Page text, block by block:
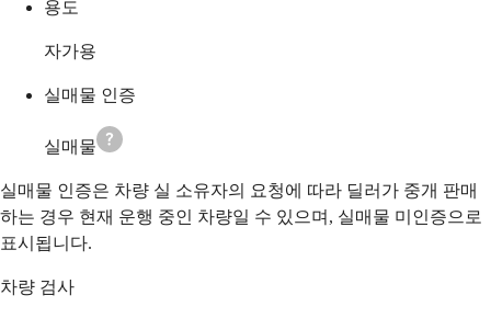
용도
자가용
실매물 인증
실매물
실매물 인증은 차량 실 소유자의 요청에 따라 딜러가 중개 판매
하는 경우 현재 운행 중인 차량일 수 있으며, 실매물 미인증으로
표시됩니다.
차량 검사